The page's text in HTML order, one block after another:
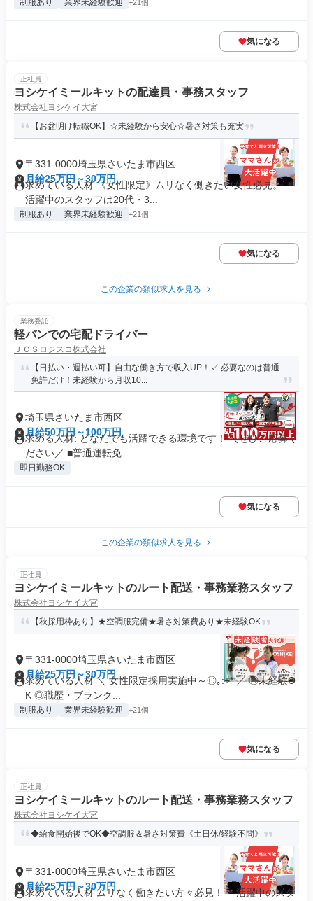
制服あり 業界未経験歓迎 +21個
気になる
正社員
ヨシケイミールキットの配達員・事務スタッフ
株式会社ヨシケイ大宮
【お盆明け転職OK】☆未経験から安心☆暑さ対策も充実
〒331-0000埼玉県さいたま市西区
月給25万円～30万円
求めている人材 《女性限定》ムリなく働きたい女性必見。 ＊
活躍中のスタッフは20代・3...
制服あり 業界未経験歓迎 +21個
気になる
この企業の類似求人を見る
業務委託
軽バンでの宅配ドライバー
ＪＣＳロジスコ株式会社
【日払い・週払い可】自由な働き方で収入UP！✓ 必要なのは普通
免許だけ！未経験から月収10...
埼玉県さいたま市西区
月給50万円～100万円
求める人材: どなたでも活躍できる環境です！ ＼ぜひご応募く
ださい／ ■普通運転免...
即日勤務OK
気になる
この企業の類似求人を見る
正社員
ヨシケイミールキットのルート配送・事務業務スタッフ
株式会社ヨシケイ大宮
【秋採用枠あり】★空調服完備★暑さ対策費あり★未経験OK
〒331-0000埼玉県さいたま市西区
月給25万円～30万円
求めている人材 ＼ 女性限定採用実施中～◎｡:+* ／ ◎未経験O
K ◎職歴・ブランク...
制服あり 業界未経験歓迎 +21個
気になる
正社員
ヨシケイミールキットのルート配送・事務業務スタッフ
株式会社ヨシケイ大宮
◆給食開始後でOK◆空調服＆暑さ対策費《土日休/経験不問》
〒331-0000埼玉県さいたま市西区
月給25万円～30万円
求めている人材 ムリなく働きたい方々必見！ ＊活躍中のスタ